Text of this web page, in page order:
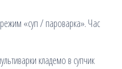
«суп / пароварка». Час
кладемо в супчик